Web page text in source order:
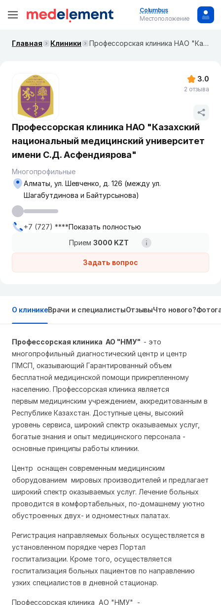
Columbus
Местоположение
Главная Клиники Профессорская клиника НАО "Казахский национальный медицинский университет имени С.Д. Асфендиярова"
Профессорская клиника НАО "Казахский
национальный медицинский университет
имени С.Д. Асфендиярова"
Многопрофильные
Прием 3000 KZT
Задать вопрос
Алматы, ул. Шевченко, д. 126 (между ул.
Шагабутдинова и Байтурсынова)
+7 (727) ****Показать полностью
3.0
2 отзыва
О клиникеВрачи и специалистыОтзывыЧто нового?
Профессорская клиника АО "НМУ" - это
многопрофильный диагностический центр и центр
ПМСП, оказывающий Гарантированный объем
бесплатной медицинской помощи прикрепленному
населению. Профессорская клиника является
первым медицинским учреждением, аккредитованным в
Республике Казахстан. Доступные цены, высокий
уровень сервиса, широкий спектр оказываемых услуг,
богатые знания и опыт медицинского персонала -
основные принципы работы клиники.
Центр оснащен современным медицинским
оборудованием мировых производителей и предлагает
широкий спектр оказываемых услуг. Лечение больных
проводится в комфортабельных, по-домашнему уютно
обустроенных двух- и одноместных палатах.
Регистрация направляемых больных осуществляется в
установленном порядке через Портал
госпитализации. Кроме того, осуществляется
госпитализация больных пациентов по направлению
узких специалистов в дневной стационар.
Профессорская клиника АО "НМУ"
-